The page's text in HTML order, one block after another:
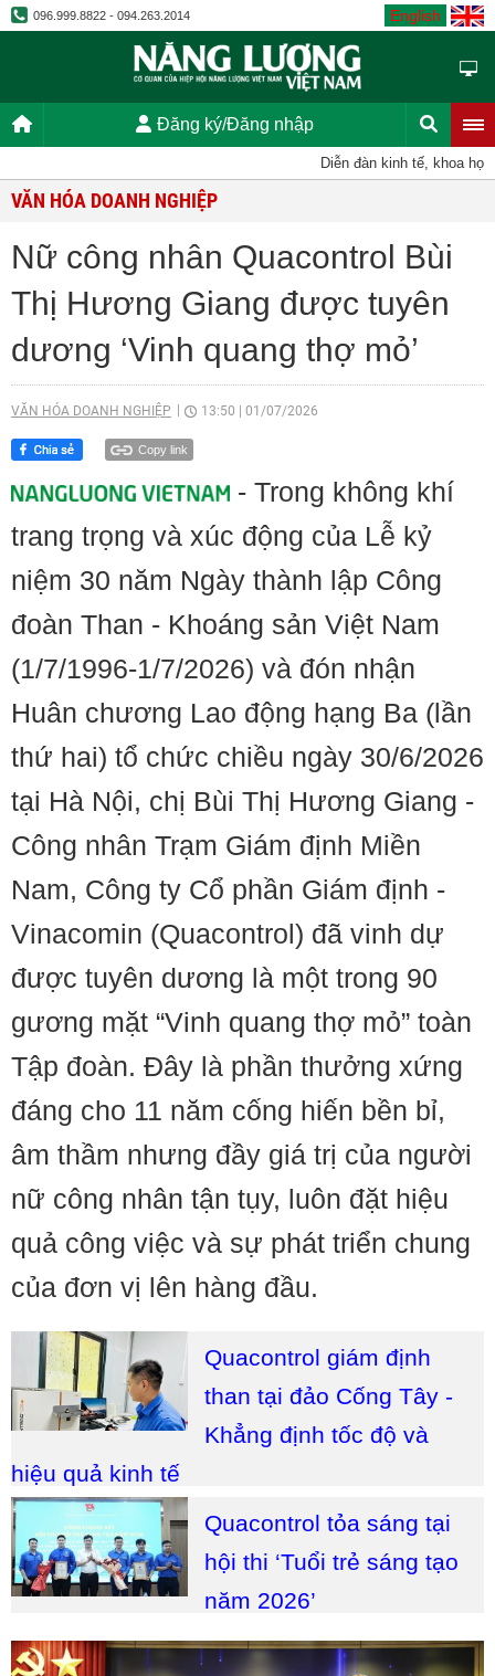
096.999.8822 - 094.263.2014 English
Đăng ký/Đăng nhập
Diễn đàn kinh tế, khoa học,
VĂN HÓA DOANH NGHIỆP
Nữ công nhân Quacontrol Bùi
Thị Hương Giang được tuyên
dương ‘Vinh quang thợ mỏ’
VĂN HÓA DOANH NGHIỆP 13:50 01/07/2026
Copy link
- Trong không khí
trang trọng và xúc động của Lễ kỷ
niệm 30 năm Ngày thành lập Công
đoàn Than - Khoáng sản Việt Nam
(1/7/1996-1/7/2026) và đón nhận
Huân chương Lao động hạng Ba (lần
thứ hai) tổ chức chiều ngày 30/6/2026
tại Hà Nội, chị Bùi Thị Hương Giang -
Công nhân Trạm Giám định Miền
Nam, Công ty Cổ phần Giám định -
Vinacomin (Quacontrol) đã vinh dự
được tuyên dương là một trong 90
gương mặt “Vinh quang thợ mỏ” toàn
Tập đoàn. Đây là phần thưởng xứng
đáng cho 11 năm cống hiến bền bỉ,
âm thầm nhưng đầy giá trị của người
nữ công nhân tận tụy, luôn đặt hiệu
quả công việc và sự phát triển chung
của đơn vị lên hàng đầu.
Quacontrol giám định
than tại đảo Cống Tây -
Khẳng định tốc độ và
hiệu quả kinh tế
Quacontrol tỏa sáng tại
hội thi ‘Tuổi trẻ sáng tạo
năm 2026’